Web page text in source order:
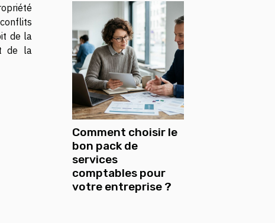
de la
de la
Comment choisir le
bon pack de
services
comptables pour
votre entreprise ?